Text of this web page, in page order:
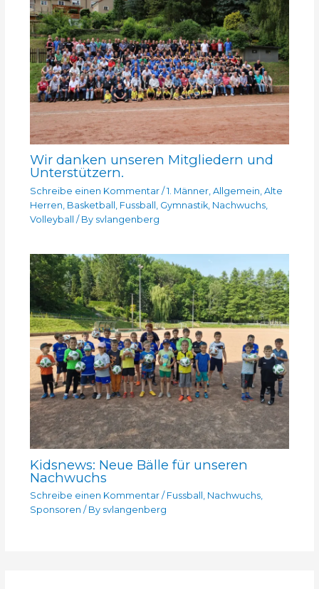
Wir danken unseren Mitgliedern und
Unterstützern.
Schreibe einen Kommentar / 1. Männer, Allgemein Alte
Herren Basketball Fussball Gymnastik, Nachwuchs,
Volleyball
/ By svlangenberg
Kidsnews: Neue Bälle für unseren
Nachwuchs
Schreibe einen Kommentar / Fussball , Nachwuchs,
Sponsoren / By svlangenberg